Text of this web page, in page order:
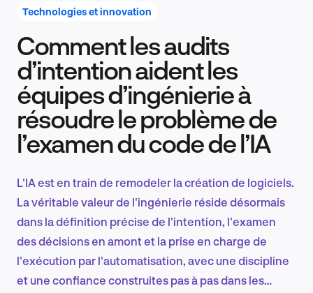
Recherche et conception produit
Tendances sectorielles
FR
Technologies et innovation
Comment les audits
d’intention aident les
équipes d’ingénierie à
résoudre le problème de
l’examen du code de l’IA
L'IA est en train de remodeler la création de logiciels.
La véritable valeur de l'ingénierie réside désormais
dans la définition précise de l'intention, l'examen
des décisions en amont et la prise en charge de
l'exécution par l'automatisation, avec une discipline
et une confiance construites pas à pas dans les